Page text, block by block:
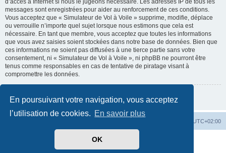
En poursuivant votre navigation, vous acceptez
l’utilisation de cookies. En savoir plus
OK
d’accès à Internet si nous le jugeons nécessaire. Les adresses IP de tous les
messages sont enregistrées pour aider au renforcement de ces conditions.
Vous acceptez que « Simulateur de Vol à Voile » supprime, modifie, déplace
ou verrouille n’importe quel sujet lorsque nous estimons que cela est
nécessaire. En tant que membre, vous acceptez que toutes les informations
que vous avez saisies soient stockées dans notre base de données. Bien que
ces informations ne soient pas diffusées à une tierce partie sans votre
consentement, ni « Simulateur de Vol à Voile », ni phpBB ne pourront être
tenus comme responsables en cas de tentative de piratage visant à
compromettre les données.
Retour à la page précédente
UTC+02:00
phpBB ® Forum Software © phpBB Limited
phpBB-fr.com